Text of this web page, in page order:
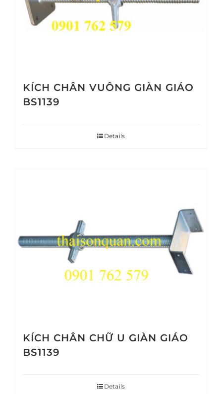
KÍCH CHÂN VUÔNG GIÀN GIÁO
BS1139
Details
KÍCH CHÂN CHỮ U GIÀN GIÁO
BS1139
Details